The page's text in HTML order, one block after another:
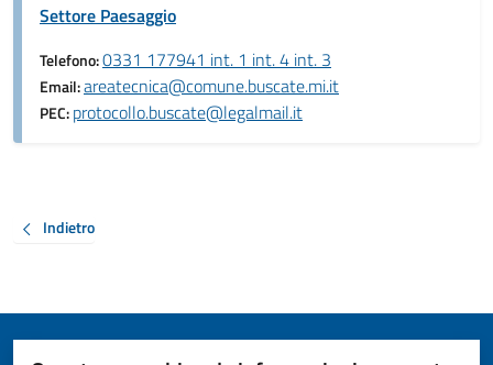
Settore Paesaggio
Telefono:0331 177941 int. 1 int. 4 int. 3
Email:areatecnica@comune.buscate.mi.it
PEC:protocollo.buscate@legalmail.it
Indietro